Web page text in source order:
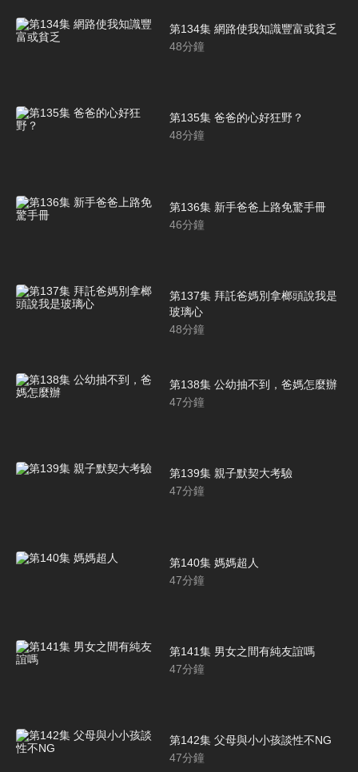
第134集 網路使我知識豐富或貧乏
48分鐘
第135集 爸爸的心好狂野？
48分鐘
第136集 新手爸爸上路免驚手冊
46分鐘
第137集 拜託爸媽別拿榔頭說我是
玻璃心
48分鐘
第138集 公幼抽不到，爸媽怎麼辦
47分鐘
第139集 親子默契大考驗
47分鐘
第140集 媽媽超人
47分鐘
第141集 男女之間有純友誼嗎
47分鐘
第142集 父母與小小孩談性不NG
47分鐘